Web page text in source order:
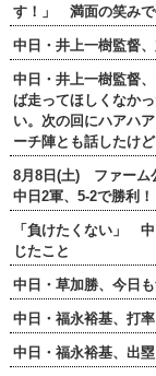
す！」 満面の笑みで
中日・井上一樹監督
中日・井上一樹監督
ば走ってほしくなか
い。次の回にハアハ
ーチ陣とも話したけ
8月8日(土) ファーム
中日2軍、5-2で勝利
「負けたくない」
じたこと
中日・草加勝、今日も
中日・福永裕基、打
中日・福永裕基、出